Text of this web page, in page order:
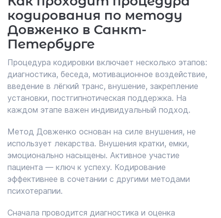
кодирования по методу
Довженко в Санкт-
Петербурге
Процедура кодировки включает несколько этапов:
диагностика, беседа, мотивационное воздействие,
введение в лёгкий транс, внушение, закрепление
установки, постгипнотическая поддержка. На
каждом этапе важен индивидуальный подход.
Метод Довженко основан на силе внушения, не
использует лекарства. Внушения кратки, емки,
эмоционально насыщены. Активное участие
пациента — ключ к успеху. Кодирование
эффективнее в сочетании с другими методами
психотерапии.
Сначала проводится диагностика и оценка